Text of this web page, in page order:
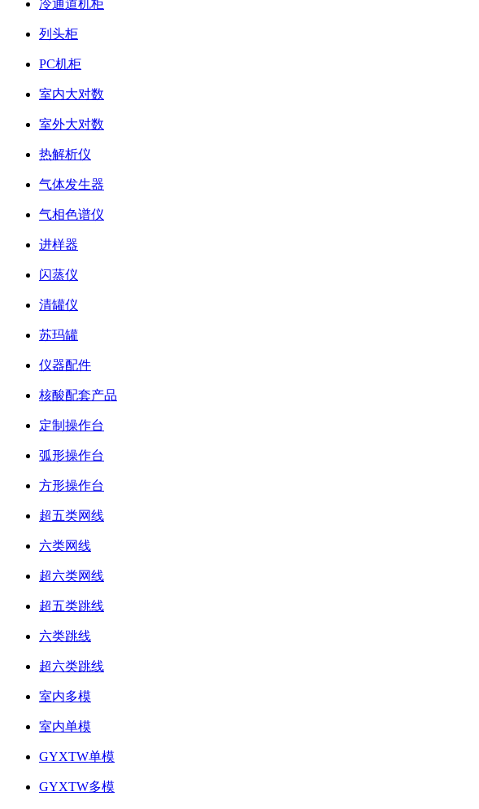
冷通道机柜
列头柜
PC机柜
室内大对数
室外大对数
热解析仪
气体发生器
气相色谱仪
进样器
闪蒸仪
清罐仪
苏玛罐
仪器配件
核酸配套产品
定制操作台
弧形操作台
方形操作台
超五类网线
六类网线
超六类网线
超五类跳线
六类跳线
超六类跳线
室内多模
室内单模
GYXTW单模
GYXTW多模